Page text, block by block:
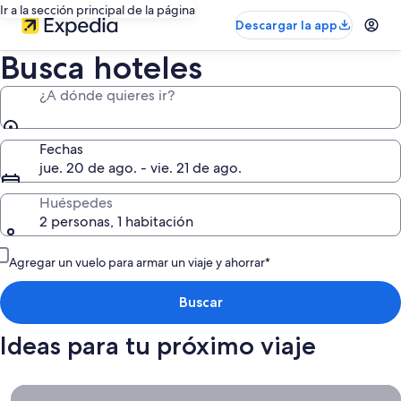
Ir a la sección principal de la página
Descargar la app
Busca hoteles
¿A dónde quieres ir?
Fechas
jue. 20 de ago. - vie. 21 de ago.
Huéspedes
2 personas, 1 habitación
Agregar un vuelo para armar un viaje y ahorrar*
Buscar
Ideas para tu próximo viaje